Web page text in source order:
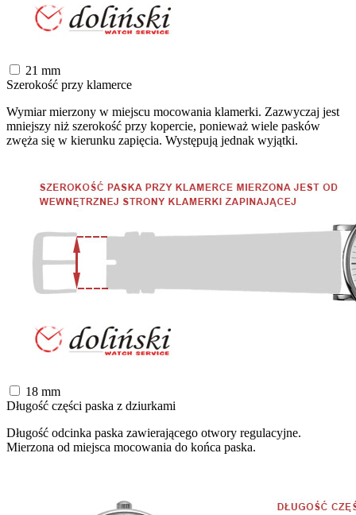
21 mm
Szerokość przy klamerce
Wymiar mierzony w miejscu mocowania klamerki. Zazwyczaj jest
mniejszy niż szerokość przy kopercie, ponieważ wiele pasków
zwęża się w kierunku zapięcia. Występują jednak wyjątki.
18 mm
Długość części paska z dziurkami
Długość odcinka paska zawierającego otwory regulacyjne.
Mierzona od miejsca mocowania do końca paska.